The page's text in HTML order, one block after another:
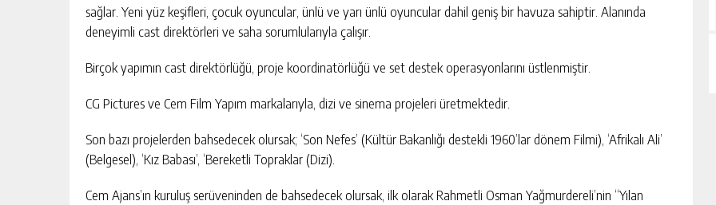
sağlar. Yeni yüz keşifleri, çocuk oyuncular, ünlü ve yarı ünlü oyuncular dahil geniş bir havuza sahiptir. Alanında
deneyimli cast direktörleri ve saha sorumlularıyla çalışır.
Birçok yapımın cast direktörlüğü, proje koordinatörlüğü ve set destek operasyonlarını üstlenmiştir.
CG Pictures ve Cem Film Yapım markalarıyla, dizi ve sinema projeleri üretmektedir.
Son bazı projelerden bahsedecek olursak; ‘Son Nefes’ (Kültür Bakanlığı destekli 1960’lar dönem Filmi), ‘Afrikalı Ali’
(Belgesel), ‘Kız Babası’, ‘Bereketli Topraklar (Dizi).
Cem Ajans’ın kuruluş serüveninden de bahsedecek olursak, ilk olarak Rahmetli Osman Yağmurdereli’nin “Yılan